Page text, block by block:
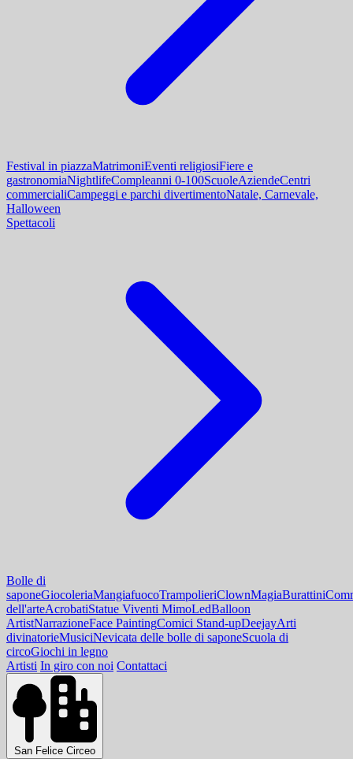
Festival in piazzaMatrimoniEventi religiosiFiere e
gastronomiaNightlifeCompleanni 0-100ScuoleAziendeCentri
commercialiCampeggi e parchi divertimentoNatale, Carnevale,
Halloween
Spettacoli
Bolle di
saponeGiocoleriaMangiafuocoTrampolieriClownMagiaBurattini
dell'arteAcrobatiStatue Viventi MimoLedBalloon
ArtistNarrazioneFace PaintingComici Stand-upDeejayArti
divinatorieMusiciNevicata delle bolle di saponeScuola di
circoGiochi in legno
Artisti In giro con noi Contattaci
San Felice Circeo